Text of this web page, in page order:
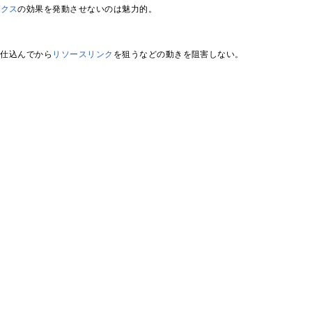
スの効果を発動させないのは魅力的。
込んでから リソースリンク を狙うなどの動きを阻害しない。